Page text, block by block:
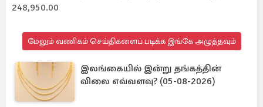
248,950.00
மேலும் வணிகம் செய்திகளைப் படிக்க இங்கே அழுத்தவும்
இலங்கையில் இன்று தங்கத்தின்
விலை எவ்வளவு? (05-08-2026)